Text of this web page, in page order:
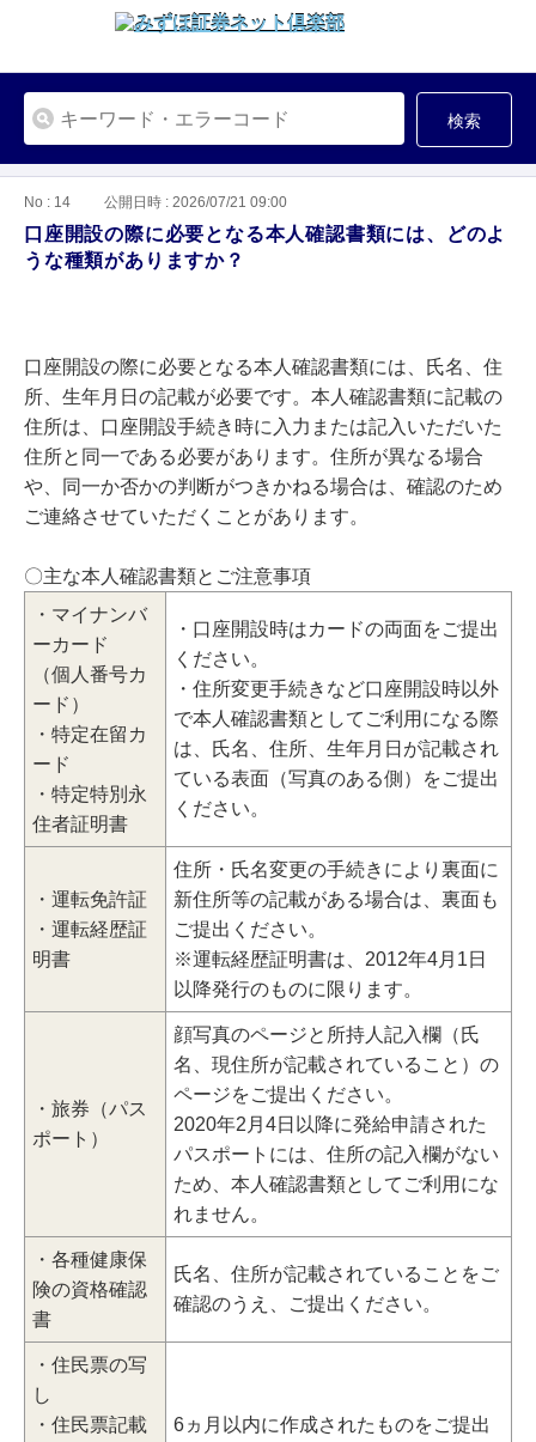
検索
No : 14 公開日時 : 2026/07/21 09:00
口座開設の際に必要となる本人確認書類には、どのよ
うな種類がありますか？
口座開設の際に必要となる本人確認書類には、氏名、住
所、生年月日の記載が必要です。本人確認書類に記載の
住所は、口座開設手続き時に入力または記入いただいた
住所と同一である必要があります。住所が異なる場合
や、同一か否かの判断がつきかねる場合は、確認のため
ご連絡させていただくことがあります。
〇主な本人確認書類とご注意事項
・マイナンバ
ーカード
（個人番号カ
ード）
・特定在留カ
ード
・特定特別永
住者証明書
・口座開設時はカードの両面をご提出
ください。
・住所変更手続きなど口座開設時以外
で本人確認書類としてご利用になる際
は、氏名、住所、生年月日が記載され
ている表面（写真のある側）をご提出
ください。
・運転免許証
・運転経歴証
明書
住所・氏名変更の手続きにより裏面に
新住所等の記載がある場合は、裏面も
ご提出ください。
※運転経歴証明書は、2012年4月1日
以降発行のものに限ります。
・旅券（パス
ポート）
顔写真のページと所持人記入欄（氏
名、現住所が記載されていること）の
ページをご提出ください。
2020年2月4日以降に発給申請された
パスポートには、住所の記入欄がない
ため、本人確認書類としてご利用にな
れません。
・各種健康保
険の資格確認
書
氏名、住所が記載されていることをご
確認のうえ、ご提出ください。
・住民票の写
し
・住民票記載
6ヵ月以内に作成されたものをご提出